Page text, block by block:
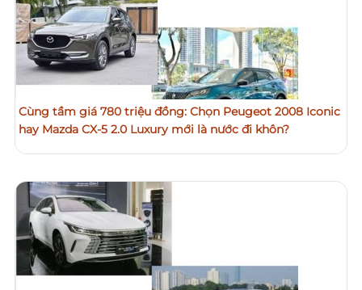
Cùng tầm giá 780 triệu đồng: Chọn Peugeot 2008 Iconic
hay Mazda CX-5 2.0 Luxury mới là nước đi khôn?